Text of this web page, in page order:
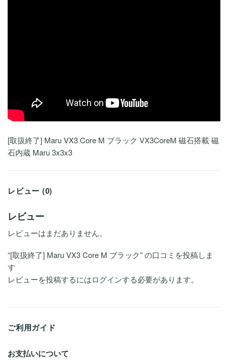
[取扱終了] Maru VX3 Core M ブラック VX3CoreM 磁石搭載 磁
石内蔵 Maru 3x3x3
レビュー (0)
レビュー
レビューはまだありません。
“[取扱終了] Maru VX3 Core M ブラック” の口コミを投稿しま
す
レビューを投稿するにはログインする必要があります。
ご利用ガイド
お支払いについて